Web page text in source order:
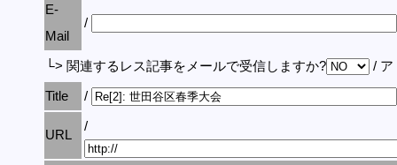
E-
Mail
/
└> 関連するレス記事をメールで受信しますか?
/ ア
Title
/
URL
/